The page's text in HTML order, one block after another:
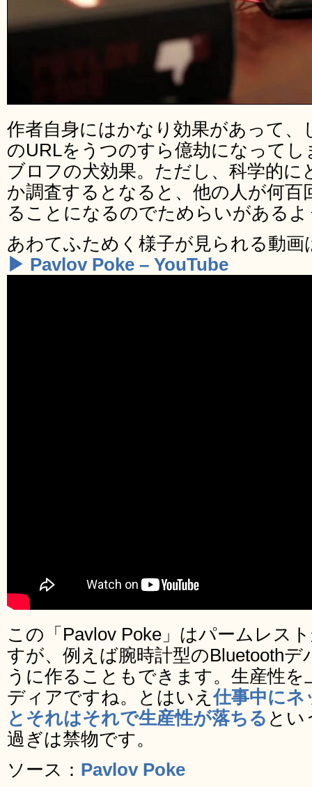
作者自身にはかなり効果があって
のURLをうつのすら億劫になって
ブロフの犬効果。ただし、科学的
か調査するとなると、他の人が何
ることになるのでためらいがある
あわてふためく様子が見られる動画
▶ Pavlov Poke – YouTube
この「Pavlov Poke」はパームレス
すが、例えば腕時計型のBluetooth
うに作ることもできます。生産性
ディアですね。とはいえ仕事中にネ
とそれはそれで生産性が落ちる とい
過ぎは禁物です。
ソース： Pavlov Poke